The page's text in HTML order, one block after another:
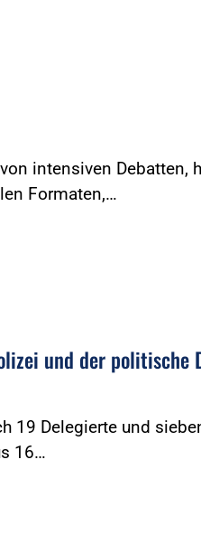
intensiven Debatten,
Formaten,…
und der politische
19 Delegierte und
16…